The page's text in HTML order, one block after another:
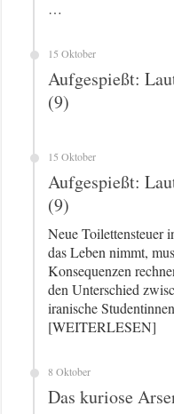
…
15 Oktober
Aufgespießt:
(9)
15 Oktober
Aufgespießt:
(9)
Neue Toilettensteuer
das Leben nimmt,
Konsequenzen
den Unterschied
iranische
[WEITERLESEN]
8 Oktober
Das kuriose